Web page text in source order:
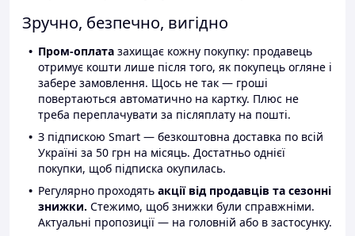
Зручно, безпечно, вигідно
Пром-оплата захищає кожну покупку: продавець
отримує кошти лише після того, як покупець огляне і
забере замовлення. Щось не так — гроші
повертаються автоматично на картку. Плюс не
треба переплачувати за післяплату на пошті.
З підпискою Smart — безкоштовна доставка по всій
Україні за 50 грн на місяць. Достатньо однієї
покупки, щоб підписка окупилась.
Регулярно проходять акції від продавців та сезонні
знижки. Стежимо, щоб знижки були справжніми.
Актуальні пропозиції — на головній або в застосунку.